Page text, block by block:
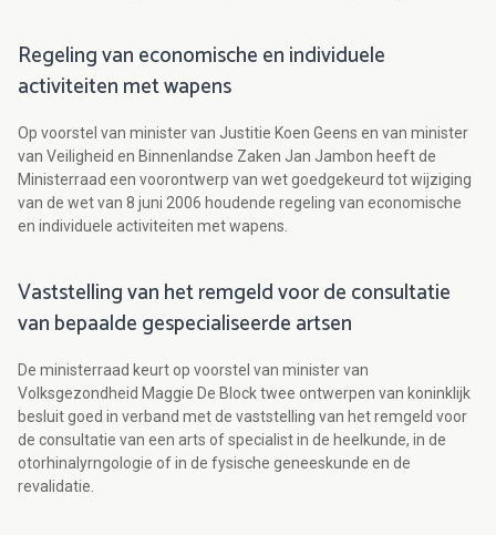
Regeling van economische en individuele
activiteiten met wapens
Op voorstel van minister van Justitie Koen Geens en van minister
van Veiligheid en Binnenlandse Zaken Jan Jambon heeft de
Ministerraad een voorontwerp van wet goedgekeurd tot wijziging
van de wet van 8 juni 2006 houdende regeling van economische
en individuele activiteiten met wapens.
Vaststelling van het remgeld voor de consultatie
van bepaalde gespecialiseerde artsen
De ministerraad keurt op voorstel van minister van
Volksgezondheid Maggie De Block twee ontwerpen van koninklijk
besluit goed in verband met de vaststelling van het remgeld voor
de consultatie van een arts of specialist in de heelkunde, in de
otorhinalyrngologie of in de fysische geneeskunde en de
revalidatie.